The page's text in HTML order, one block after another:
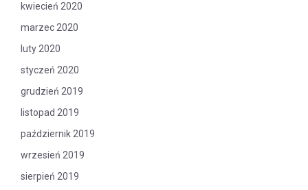
kwiecień 2020
marzec 2020
luty 2020
styczeń 2020
grudzień 2019
listopad 2019
październik 2019
wrzesień 2019
sierpień 2019